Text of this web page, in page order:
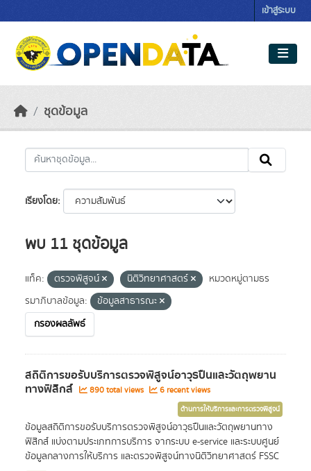
เข้าสู่ระบบ
ชุดข้อมูล
เรียงโดย
พบ 11 ชุดข้อมูล
แท็ค: ตรวจพิสูจน์ นิติวิทยาศาสตร์
หมวดหมู่ตามธร
รมาภิบาลข้อมูล:
ข้อมูลสาธารณะ
กรองผลลัพธ์
สถิติการขอรับบริการตรวจพิสูจน์อาวุธปืนและวัตถุพยาน
ทางฟิสิกส์ 890 total views 6 recent views
ด้านการให้บริการและการตรวจพิสูจน์
ข้อมูลสถิติการขอรับบริการตรวจพิสูจน์อาวุธปืนและวัตถุพยานทาง
ฟิสิกส์ แบ่งตามประเภทการบริการ จากระบบ e-service และระบบศูนย์
ข้อมูลกลางการให้บริการ และตรวจพิสูจน์ทางนิติวิทยาศาสตร์ FSSC